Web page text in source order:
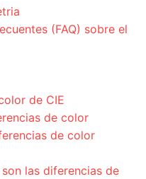
(FAQ) sobre el
de CIE
de color
de color
las diferencias de